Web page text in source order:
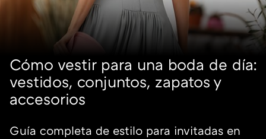
Cómo vestir para una boda de día:
vestidos, conjuntos, zapatos y
accesorios
Guía completa de estilo para invitadas en